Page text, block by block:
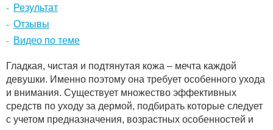
Результат
Отзывы
Видео по теме
Гладкая, чистая и подтянутая кожа – мечта каждой
девушки. Именно поэтому она требует особенного ухода
и внимания. Существует множество эффективных
средств по уходу за дермой, подбирать которые следует
с учетом предназначения, возрастных особенностей и